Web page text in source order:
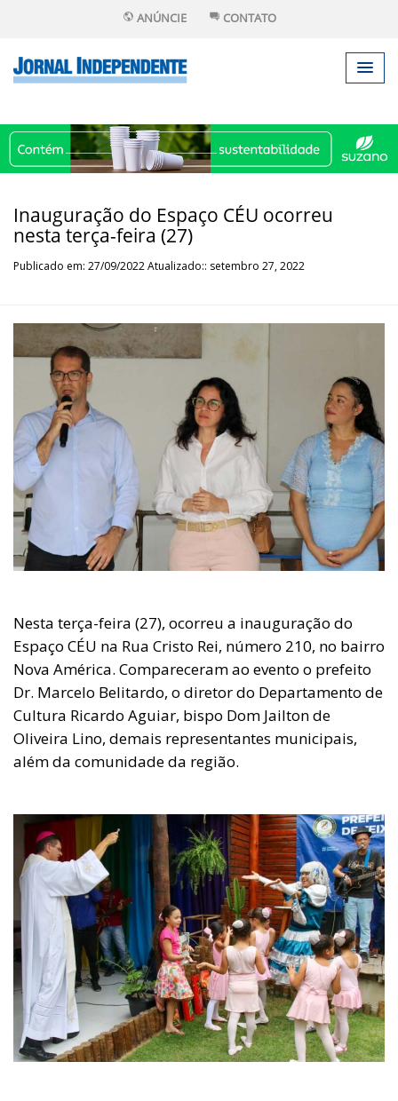
ANÚNCIE CONTATO
Inauguração do Espaço CÉU ocorreu
nesta terça-feira (27)
Publicado em: 27/09/2022 Atualizado:: setembro 27, 2022
Nesta terça-feira (27), ocorreu a inauguração do
Espaço CÉU na Rua Cristo Rei, número 210, no bairro
Nova América. Compareceram ao evento o prefeito
Dr. Marcelo Belitardo, o diretor do Departamento de
Cultura Ricardo Aguiar, bispo Dom Jailton de
Oliveira Lino, demais representantes municipais,
além da comunidade da região.